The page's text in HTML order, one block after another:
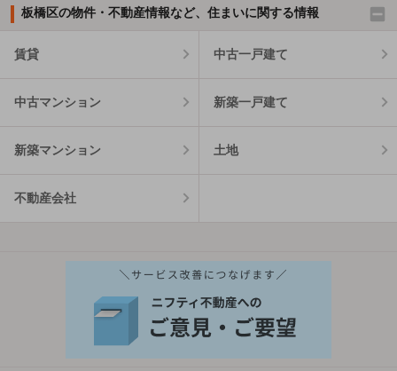
板橋区の物件・不動産情報など、住まいに関する情報
賃貸 中古一戸建て
中古マンション 新築一戸建て
新築マンション 土地
不動産会社